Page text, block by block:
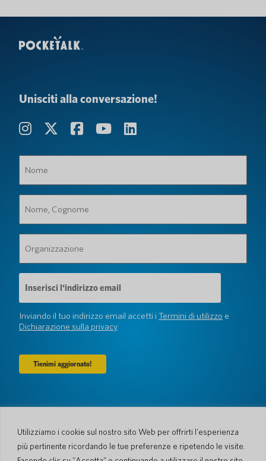
Utilizziamo i cookie sul nostro sito Web per offrirti l'esperienza
più pertinente ricordando le tue preferenze e ripetendo le visite.
Unisciti alla conversazione!
(Obbligatorio)
Cognome
(Obbligatorio)
(Obbligatorio)
Indirizzo
e-
mail
(Obbligatorio)
Inviando il tuo indirizzo email accetti iTermini di utilizzo e
Dichiarazione sulla privacy
Chi siamo
Lingue e Nazioni
Blog
Newsroom
#AllSpokenHere